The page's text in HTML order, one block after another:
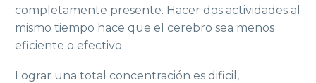
completamente presente. Hacer dos actividades al
mismo tiempo hace que el cerebro sea menos
eficiente o efectivo.
Lograr una total concentración es dificil,